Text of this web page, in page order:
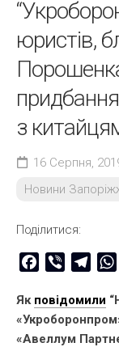
юристів,
з
16 Серпня,
Новини
Поділитися:
Facebook
Viber
Як повідомили
«Авеллум